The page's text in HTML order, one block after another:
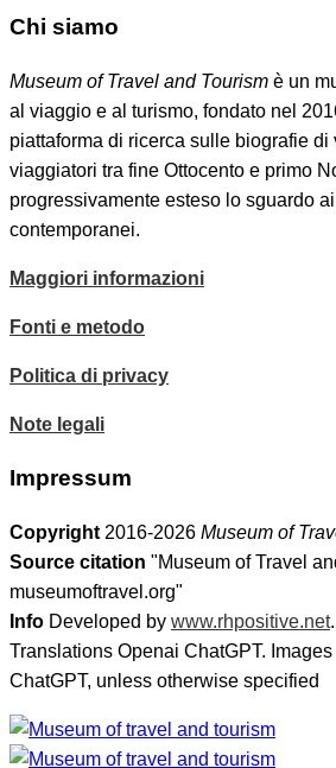
Chi siamo
Museum of Travel and Tourism è un
al viaggio e al turismo, fondato nel
piattaforma di ricerca sulle biografie di
viaggiatori tra fine Ottocento e primo
progressivamente esteso lo sguardo
contemporanei.
Maggiori informazioni
Fonti e metodo
Politica di privacy
Note legali
Impressum
Copyright 2016-2026 Museum of
Source citation "Museum of Travel
museumoftravel.org"
Info Developed by www.rhpositive.net
Translations Openai ChatGPT.
ChatGPT, unless otherwise specified